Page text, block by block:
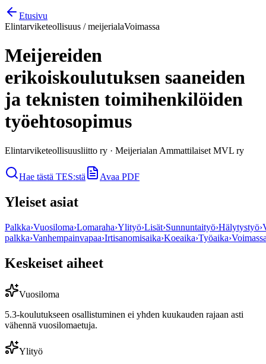
Etusivu
Elintarviketeollisuus / meijerialaVoimassa
Meijereiden
erikoiskoulutuksen saaneiden
ja teknisten toimihenkilöiden
työehtosopimus
Elintarviketeollisuusliitto ry · Meijerialan Ammattilaiset MVL ry
Hae tästä TES:stä Avaa PDF
Yleiset asiat
Palkka›Vuosiloma›Lomaraha›Ylityö›Lisät›Sunnuntaityö›Hälytystyö›
palkka›Vanhempainvapaa›Irtisanomisaika›Koeaika›Työaika›
Keskeiset aiheet
Vuosiloma
5.3-koulutukseen osallistuminen ei yhden kuukauden rajaan asti
vähennä vuosilomaetuja.
Ylityö